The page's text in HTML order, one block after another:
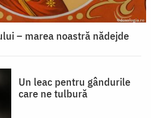
– marea noastră nădejde
Un leac pentru gândurile
care ne tulbură